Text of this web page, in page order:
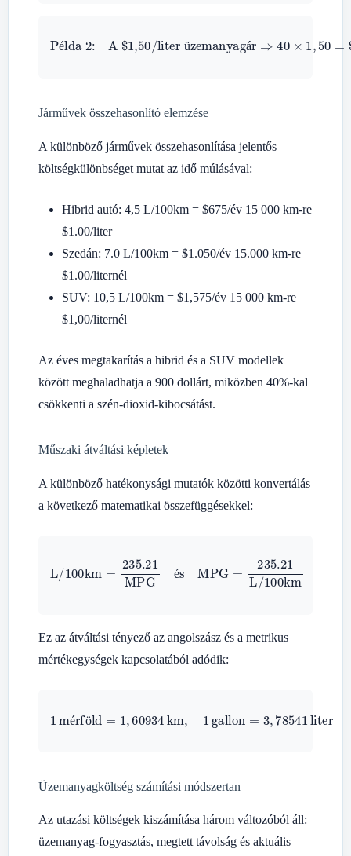
é ü á
Példa 2:
A $1,50/liter üzemanyagár⇒ 40×1 ,50=$60.00
utazási költség
Járművek összehasonlító elemzése
A különböző járművek összehasonlítása jelentős
költségkülönbséget mutat az idő múlásával:
Hibrid autó: 4,5 L/100km = $675/év 15 000 km-re
$1.00/liter
Szedán: 7.0 L/100km = $1.050/év 15.000 km-re
$1.00/liternél
SUV: 10,5 L/100km = $1,575/év 15 000 km-re
$1,00/liternél
Az éves megtakarítás a hibrid és a SUV modellek
között meghaladhatja a 900 dollárt, miközben 40%-kal
csökkenti a szén-dioxid-kibocsátást.
Műszaki átváltási képletek
A különböző hatékonysági mutatók közötti konvertálás
a következő matematikai összefüggésekkel:
é
235.21MPG 235.21
Ez az átváltási tényező az angolszász és a metrikus
mértékegységek kapcsolatából adódik:
é ö
1mérföld ,60934 km,1 gallon=3,78541 liter
Üzemanyagköltség számítási módszertan
Az utazási költségek kiszámítása három változóból áll:
üzemanyag-fogyasztás, megtett távolság és aktuális